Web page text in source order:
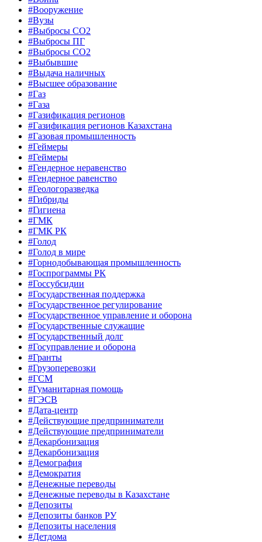
#Вооружение
#Вузы
#Выбросы CO2
#Выбросы ПГ
#Выбросы СО2
#Выбывшие
#Выдача наличных
#Высшее образование
#Газ
#Газа
#Газификация регионов
#Газификация регионов Казахстана
#Газовая промышленность
#Геймеры
#Геймеры
#Гендерное неравенство
#Гендерное равенство
#Геологоразведка
#Гибриды
#Гигиена
#ГМК
#ГМК РК
#Голод
#Голод в мире
#Горнодобывающая промышленность
#Госпрограммы РК
#Госсубсидии
#Государственная поддержка
#Государственное регулирование
#Государственное управление и оборона
#Государственные служащие
#Государственный долг
#Госуправление и оборона
#Гранты
#Грузоперевозки
#ГСМ
#Гуманитарная помощь
#ГЭСВ
#Дата-центр
#Действующие предприниматели
#Действующие предприниматели
#Декарбонизация
#Декарбонизация
#Демография
#Демократия
#Денежные переводы
#Денежные переводы в Казахстане
#Депозиты
#Депозиты банков РУ
#Депозиты населения
#Детдома